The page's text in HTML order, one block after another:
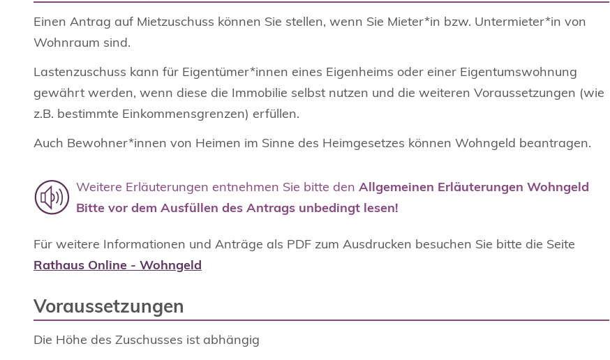
Einen Antrag auf Mietzuschuss können Sie stellen, wenn Sie Mieter*in bzw. Untermieter*in von
Wohnraum sind.
Lastenzuschuss kann für Eigentümer*innen eines Eigenheims oder einer Eigentumswohnung
gewährt werden, wenn diese die Immobilie selbst nutzen und die weiteren Voraussetzungen (wie
z.B. bestimmte Einkommensgrenzen) erfüllen.
Auch Bewohner*innen von Heimen im Sinne des Heimgesetzes können Wohngeld beantragen.
Weitere Erläuterungen entnehmen Sie bitte den Allgemeinen Erläuterungen Wohngeld
Bitte vor dem Ausfüllen des Antrags unbedingt lesen!
Für weitere Informationen und Anträge als PDF zum Ausdrucken besuchen Sie bitte die Seite
Rathaus Online - Wohngeld
Voraussetzungen
Die Höhe des Zuschusses ist abhängig